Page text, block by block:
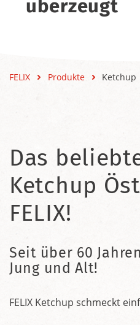
überzeugt
FELIX Produkte Ketchup
Das
Ketchup
FELIX!
Seit über 60
Jung und Alt!
FELIX Ketchup schmeckt